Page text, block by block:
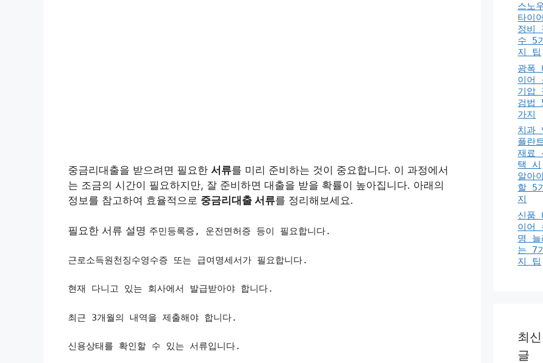
중금리대출을 받으려면 필요한 서류를 미리 준비하는 것이 중요합니다. 이 과정에서
는 조금의 시간이 필요하지만, 잘 준비하면 대출을 받을 확률이 높아집니다. 아래의
정보를 참고하여 효율적으로 중금리대출 서류를 정리해보세요.
필요한 서류 설명 주민등록증, 운전면허증 등이 필요합니다.
근로소득원천징수영수증 또는 급여명세서가 필요합니다.
현재 다니고 있는 회사에서 발급받아야 합니다.
최근 3개월의 내역을 제출해야 합니다.
신용상태를 확인할 수 있는 서류입니다.
스노
타이어
정비
수 5
지 팁
광폭
이어
기압
검법
가지
치과
플란
재료
택 시
알아
할 5
지
신품
이어
명 늘
는 7
지 팁
최신
글